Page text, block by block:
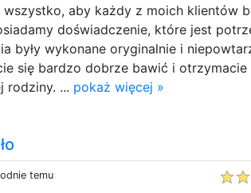
wszystko, aby każdy z moich klientów
doświadczenie, które jest
były wykonane oryginalnie i
się bardzo dobrze bawić i otrzymacie
rodziny. ... pokaż więcej »
temu